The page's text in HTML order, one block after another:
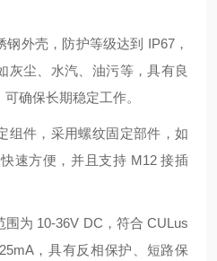
外壳，防护等级达到 IP67，
灰尘、水汽、油污等，具有良
确保长期稳定工作。
组件，采用螺纹固定部件，如
速方便，并且支持 M12 接插
为 10-36V DC，符合 CULus
，具有反相保护、短路保